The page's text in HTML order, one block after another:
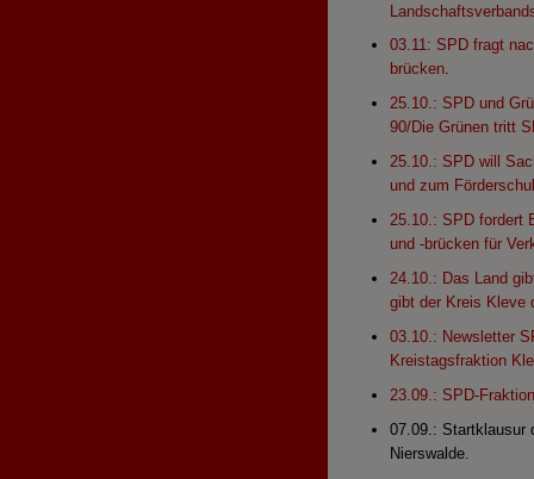
03.11: SPD fragt
brücken.
25.10.: SPD und
90/Die Grünen tritt
25.10.: SPD will
und zum
25.10.: SPD fordert
und -brücken für
24.10.: Das Land
gibt der Kreis Kleve
03.10.: Newsletter
Kreistagsfraktion
23.09.: SPD-
07.09.: Startklausur
Nierswalde.